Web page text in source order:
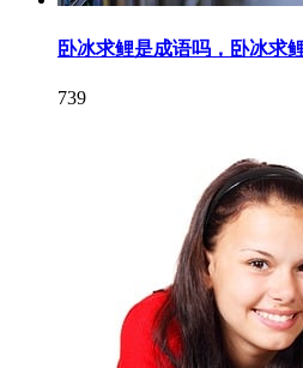
卧冰求鲤是成语吗，卧冰求
739